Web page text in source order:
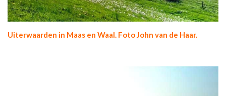
Uiterwaarden in Maas en Waal. Foto John van de Haar.